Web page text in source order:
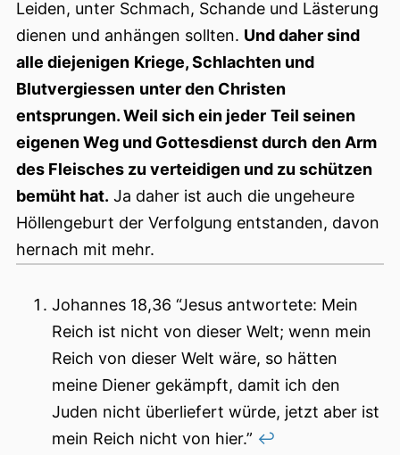
Leiden, unter Schmach, Schande und Lästerung
dienen und anhängen sollten. Und daher sind
alle diejenigen Kriege, Schlachten und
Blutvergiessen unter den Christen
entsprungen. Weil sich ein jeder Teil seinen
eigenen Weg und Gottesdienst durch den Arm
des Fleisches zu verteidigen und zu schützen
bemüht hat. Ja daher ist auch die ungeheure
Höllengeburt der Verfolgung entstanden, davon
hernach mit mehr.
Johannes 18,36 “Jesus antwortete: Mein
Reich ist nicht von dieser Welt; wenn mein
Reich von dieser Welt wäre, so hätten
meine Diener gekämpft, damit ich den
Juden nicht überliefert würde, jetzt aber ist
mein Reich nicht von hier.” ↩︎